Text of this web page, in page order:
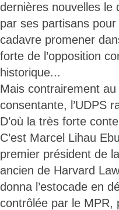
dernières nouvelles le
par ses partisans
cadavre promener
forte de l’opposition
historique...
Mais contrairement
consentante, l’UDPS
D’où la très forte
C’est Marcel Lihau
premier président de
ancien de Harvard
donna l’estocade en
contrôlée par le MPR,